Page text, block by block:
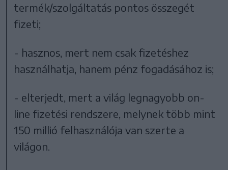
termék/szolgáltatás pontos összegét
fizeti;
- hasznos, mert nem csak fizetéshez
használhatja, hanem pénz fogadásához is;
- elterjedt, mert a világ legnagyobb on-
line fizetési rendszere, melynek több mint
150 millió felhasználója van szerte a
világon.